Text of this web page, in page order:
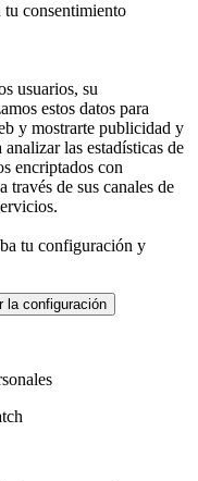
tu consentimiento
usuarios, su
estos datos para
y mostrarte publicidad y
las estadísticas de
encriptados con
través de sus canales de
tu configuración y
la configuración